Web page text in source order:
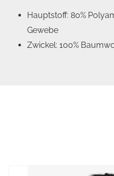
Hauptstoff: 80%
Gewebe
Zwickel: 100%